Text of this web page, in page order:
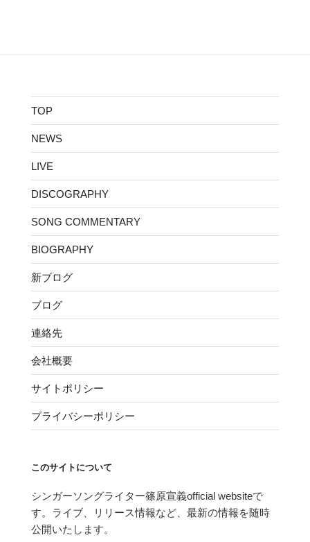
TOP
NEWS
LIVE
DISCOGRAPHY
SONG COMMENTARY
BIOGRAPHY
新ブログ
ブログ
連絡先
会社概要
サイトポリシー
プライバシーポリシー
このサイトについて
シンガーソングライター篠原宣義official websiteで
す。ライブ、リリース情報など、最新の情報を随時
公開いたします。